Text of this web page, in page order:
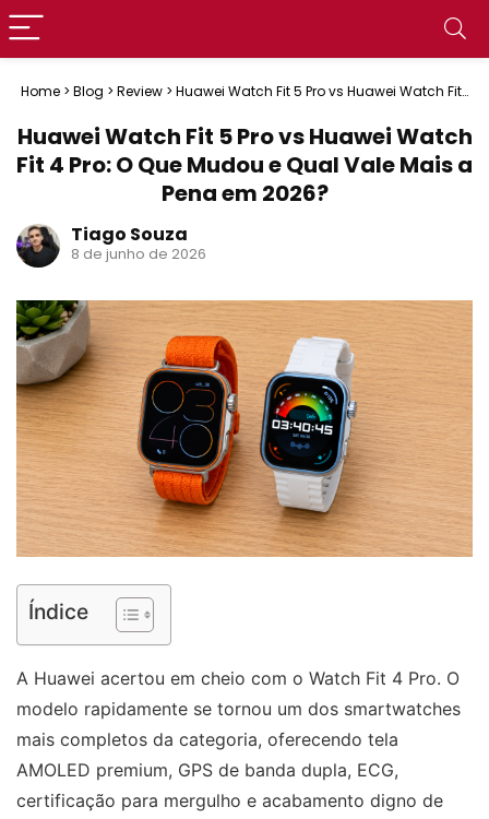
Home > Blog > Review > Huawei Watch Fit 5 Pro vs Huawei Watch Fit
Huawei Watch Fit 5 Pro vs Huawei Watch
Fit 4 Pro: O Que Mudou e Qual Vale Mais a
Pena em 2026?
Tiago Souza
8 de junho de 2026
Índice
A Huawei acertou em cheio com o Watch Fit 4 Pro. O
modelo rapidamente se tornou um dos smartwatches
mais completos da categoria, oferecendo tela
AMOLED premium, GPS de banda dupla, ECG,
certificação para mergulho e acabamento digno de